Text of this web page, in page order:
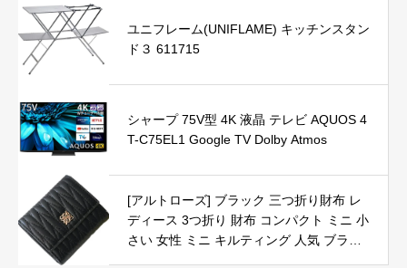
水循環システム搭載 ランプシェードの高
さ調節可能 同時に12株野菜栽培可能 ※販
対象外です
ユニフレーム(UNIFLAME) キッチンスタン
ド３ 611715
シャープ 75V型 4K 液晶 テレビ AQUOS 4
T-C75EL1 Google TV Dolby Atmos
[アルトローズ] ブラック 三つ折り財布 レ
ディース 3つ折り 財布 コンパクト ミニ 小
さい 女性 ミニ キルティング 人気 ブラン